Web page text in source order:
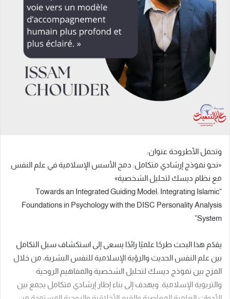
ي
س
ت
ع
د
ا
ب
ا
ث
وتحمل الأطروحة عنوان:
«نحو نموذج إرشادي متكامل: دمج الأسس الإسلامية في علم النفس
مع نظام ديسك لتحليل الشخصية»
“Towards an Integrated Guiding Model: Integrating Islamic
Foundations in Psychology with the DISC Personality Analysis
System”
يقدّم هذا البحث طرحًا علميًا رائدًا يسعى إلى استكشاف سبل التكامل
بين علم النفس الحديث والرؤية الإسلامية للنفس البشرية، من خلال
المزج بين نموذج ديسك لتحليل الشخصية والمفاهيم الروحية
والتربوية الإسلامية. ويهدف إلى بناء إطار إرشادي متكامل يجمع بين